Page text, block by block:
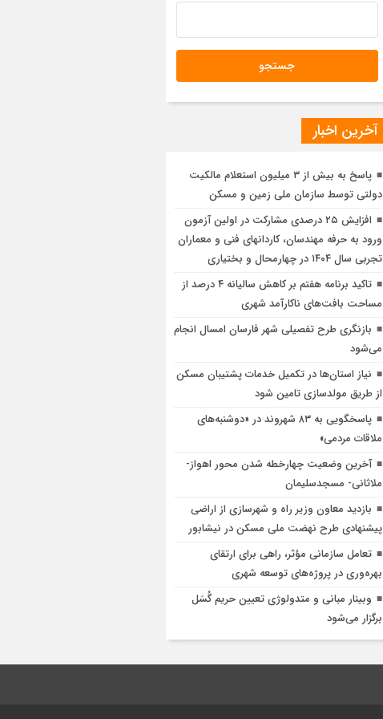
ویدیو| اجرای عملیات آماده سازی شهرک
۲۰۵ هکتاری نهضت ملی مسکن سمنان
آخرین اخبار
پاسخ به بیش از ۳ میلیون استعلام مالکیت
دولتی توسط سازمان ملی زمین و مسکن
افزایش ۲۵ درصدی مشارکت در اولین آزمون
ورود به حرفه مهندسان، کاردانهای فنی و معماران
تجربی سال ۱۴۰۴ در چهارمحال و بختیاری
تاکید برنامه هفتم بر کاهش سالیانه ۴ درصد از
مساحت بافت‌های ناکارآمد شهری
بازنگری طرح تفصیلی شهر فارسان امسال انجام
می‌شود
نیاز استان‌ها در تکمیل خدمات پشتیبان مسکن
از طریق مولدسازی تامین شود
پاسخگویی به ۸۳ شهروند در «دوشنبه‌های
ملاقات مردمی»
آخرین وضعیت چهارخطه شدن محور اهواز-
ملاثانی- مسجدسلیمان
بازدید معاون وزیر راه و شهرسازی از اراضی
پیشنهادی طرح نهضت ملی مسکن در نیشابور
تعامل سازمانی مؤثر، راهی برای ارتقای
بهره‌وری در پروژه‌های توسعه شهری
وبینار مبانی و متدولوژی تعیین حریم گُسَل
برگزار می‌شود